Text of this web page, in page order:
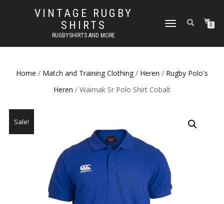
VINTAGE RUGBY
SHIRTS
RUGBYSHIRTS AND MORE
TOGGLE
0
Home / Match and Training Clothing / Heren / Rugby Polo's
Heren / Waimak Sr Polo Shirt Cobalt
Sale!